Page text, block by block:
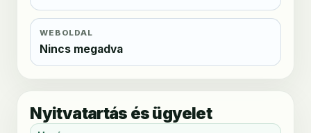
WEBOLDAL
Nincs megadva
Nyitvatartás és ügyelet